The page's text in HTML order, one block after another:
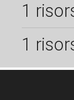
1
1